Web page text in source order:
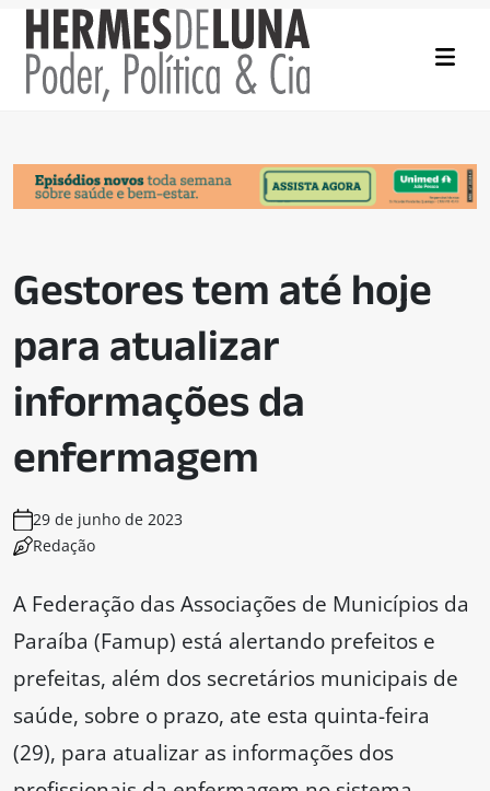
Gestores tem até hoje
para atualizar
informações da
enfermagem
29 de junho de 2023
Redação
A Federação das Associações de Municípios da
Paraíba (Famup) está alertando prefeitos e
prefeitas, além dos secretários municipais de
saúde, sobre o prazo, ate esta quinta-feira
(29), para atualizar as informações dos